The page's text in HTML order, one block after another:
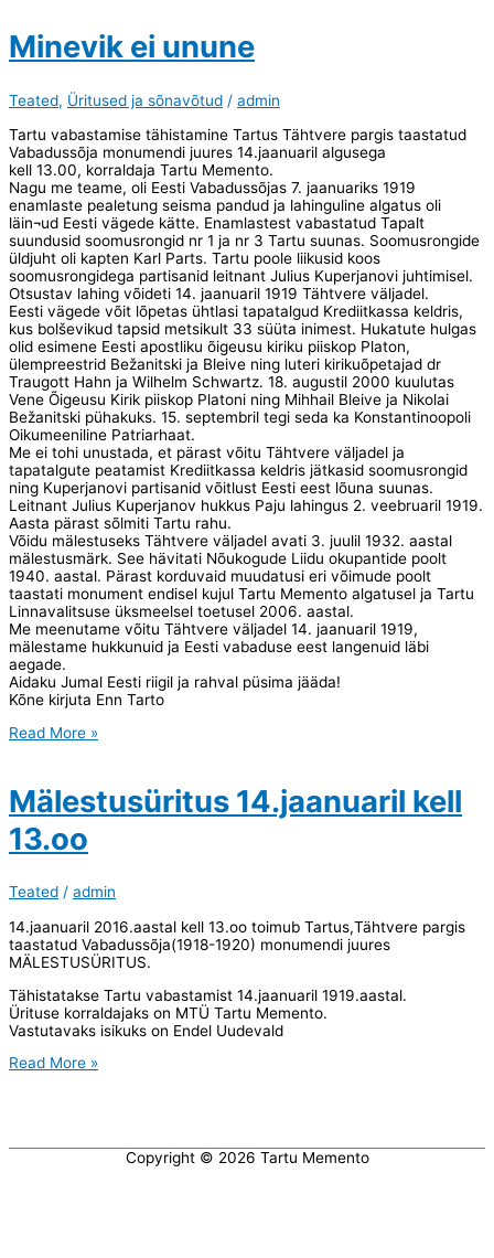
Minevik ei unune
Teated, Üritused ja sõnavõtud / admin
Tartu vabastamise tähistamine Tartus Tähtvere pargis taastatud
Vabadussõja monumendi juures 14.jaanuaril algusega
kell 13.00, korraldaja Tartu Memento.
Nagu me teame, oli Eesti Vabadussõjas 7. jaanuariks 1919
enamlaste pealetung seisma pandud ja lahinguline algatus oli
läin¬ud Eesti vägede kätte. Enamlastest vabastatud Tapalt
suundusid soomusrongid nr 1 ja nr 3 Tartu suunas. Soomusrongide
üldjuht oli kapten Karl Parts. Tartu poole liikusid koos
soomusrongidega partisanid leitnant Julius Kuperjanovi juhtimisel.
Otsustav lahing võideti 14. jaanuaril 1919 Tähtvere väljadel.
Eesti vägede võit lõpetas ühtlasi tapatalgud Krediitkassa keldris,
kus bolševikud tapsid metsikult 33 süüta inimest. Hukatute hulgas
olid esimene Eesti apostliku õigeusu kiriku piiskop Platon,
ülempreestrid Bežanitski ja Bleive ning luteri kirikuõpetajad dr
Traugott Hahn ja Wilhelm Schwartz. 18. augustil 2000 kuulutas
Vene Õigeusu Kirik piiskop Platoni ning Mihhail Bleive ja Nikolai
Bežanitski pühakuks. 15. septembril tegi seda ka Konstantinoopoli
Oikumeeniline Patriarhaat.
Me ei tohi unustada, et pärast võitu Tähtvere väljadel ja
tapatalgute peatamist Krediitkassa keldris jätkasid soomusrongid
ning Kuperjanovi partisanid võitlust Eesti eest lõuna suunas.
Leitnant Julius Kuperjanov hukkus Paju lahingus 2. veebruaril 1919.
Aasta pärast sõlmiti Tartu rahu.
Võidu mälestuseks Tähtvere väljadel avati 3. juulil 1932. aastal
mälestusmärk. See hävitati Nõukogude Liidu okupantide poolt
1940. aastal. Pärast korduvaid muudatusi eri võimude poolt
taastati monument endisel kujul Tartu Memento algatusel ja Tartu
Linnavalitsuse üksmeelsel toetusel 2006. aastal.
Me meenutame võitu Tähtvere väljadel 14. jaanuaril 1919,
mälestame hukkunuid ja Eesti vabaduse eest langenuid läbi
aegade.
Aidaku Jumal Eesti riigil ja rahval püsima jääda!
Kõne kirjuta Enn Tarto
Minevik
Read More »
Mälestusüritus 14.jaanuaril kell
13.oo
Teated / admin
14.jaanuaril 2016.aastal kell 13.oo toimub Tartus,Tähtvere pargis
taastatud Vabadussõja(1918-1920) monumendi juures
MÄLESTUSÜRITUS.
Tähistatakse Tartu vabastamist 14.jaanuaril 1919.aastal.
Ürituse korraldajaks on MTÜ Tartu Memento.
Vastutavaks isikuks on Endel Uudevald
Mälestusüritus
Read More »
Copyright © 2026 Tartu Memento